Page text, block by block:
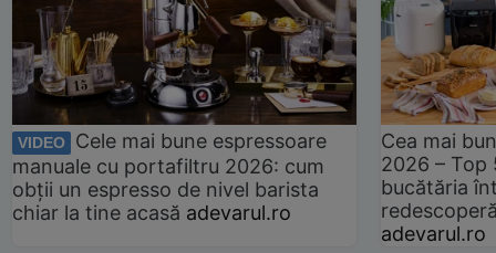
VIDEO
Cele mai bune espressoare
manuale cu portafiltru 2026: cum
obții un espresso de nivel barista
chiar la tine acasă adevarul.ro
Cea mai
2026 –
bucătăria
adevarul.ro